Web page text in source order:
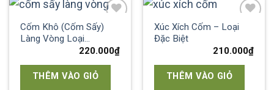
Add to
Cốm Khô (Cốm Sấy)
Làng Vòng Loại…
220.000₫
THÊM VÀO GIỎ
Add to
Xúc Xích Cốm – Loại
Đặc Biệt
210.000₫
THÊM VÀO GIỎ